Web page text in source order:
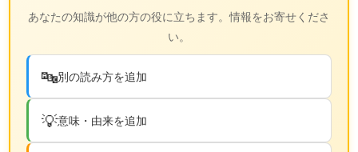
あなたの知識が他の方の役に立ちます。情報をお寄せくださ
い。
🔤別の読み方を追加
💡意味・由来を追加